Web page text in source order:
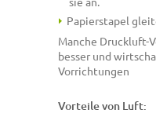
Papierstapel
Manche Druckluft-
besser und
Vorrichtungen
Vorteile von Luft: